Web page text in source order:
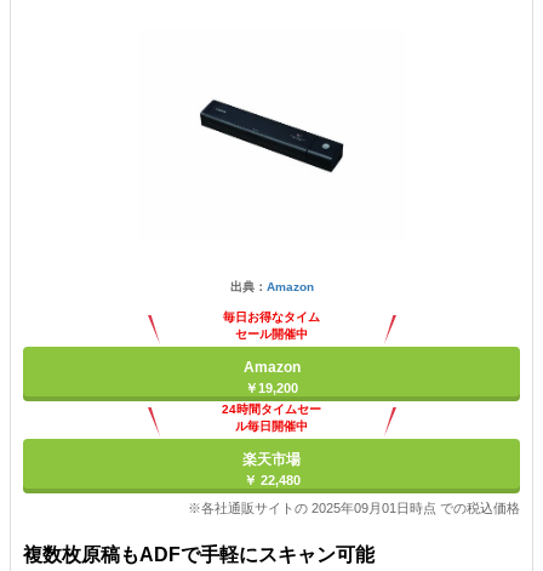
出典： Amazon
毎日お得なタイム
セール開催中
Amazon
￥19,200
24時間タイムセー
ル毎日開催中
楽天市場
￥ 22,480
※各社通販サイトの 2025年09月01日時点 での税込価格
複数枚原稿もADFで手軽にスキャン可能